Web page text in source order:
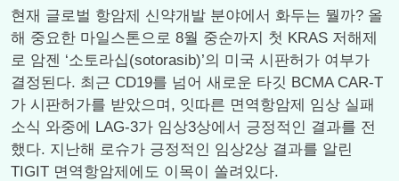
현재 글로벌 항암제 신약개발 분야에서 화두는 뭘까? 올
해 중요한 마일스톤으로 8월 중순까지 첫 KRAS 저해제
로 암젠 ‘소토라십(sotorasib)’의 미국 시판허가 여부가
결정된다. 최근 CD19를 넘어 새로운 타깃 BCMA CAR-T
가 시판허가를 받았으며, 잇따른 면역항암제 임상 실패
소식 와중에 LAG-3가 임상3상에서 긍정적인 결과를 전
했다. 지난해 로슈가 긍정적인 임상2상 결과를 알린
TIGIT 면역항암제에도 이목이 쏠려있다.